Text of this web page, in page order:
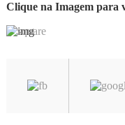
Clique na Imagem para